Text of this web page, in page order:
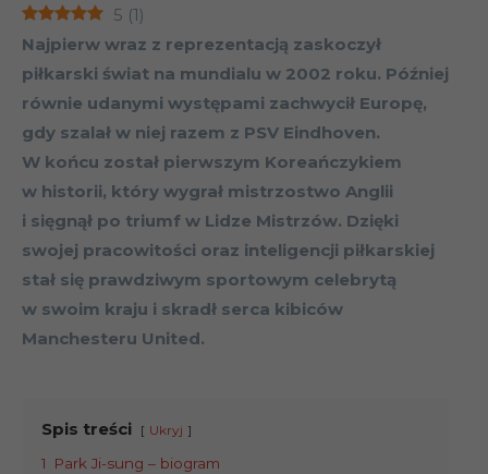
5 (1)
Najpierw wraz z reprezentacją zaskoczył
piłkarski świat na mundialu w 2002 roku. Później
równie udanymi występami zachwycił Europę,
gdy szalał w niej razem z PSV Eindhoven.
W końcu został pierwszym Koreańczykiem
w historii, który wygrał mistrzostwo Anglii
i sięgnął po triumf w Lidze Mistrzów. Dzięki
swojej pracowitości oraz inteligencji piłkarskiej
stał się prawdziwym sportowym celebrytą
w swoim kraju i skradł serca kibiców
Manchesteru United.
Spis treści Ukryj
1
Park Ji-sung – biogram